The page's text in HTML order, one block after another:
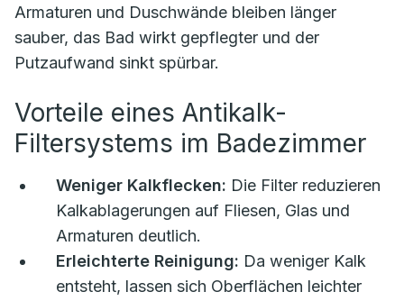
Armaturen und Duschwände bleiben länger
sauber, das Bad wirkt gepflegter und der
Putzaufwand sinkt spürbar.
Vorteile eines Antikalk-
Filtersystems im Badezimmer
Weniger Kalkflecken: Die Filter reduzieren
Kalkablagerungen auf Fliesen, Glas und
Armaturen deutlich.
Erleichterte Reinigung: Da weniger Kalk
entsteht, lassen sich Oberflächen leichter